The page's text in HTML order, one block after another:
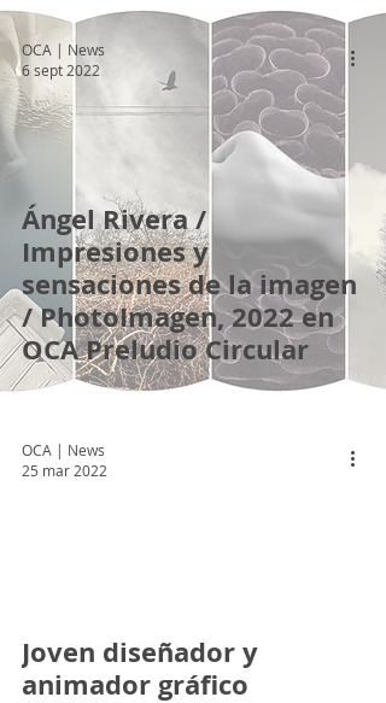
Ángel Rivera /
Impresiones y
sensaciones de la imagen
/ PhotoImagen, 2022 en
OCA Preludio Circular
OCA | News
6 sept 2022
Joven diseñador y
animador gráfico
OCA | News
25 mar 2022